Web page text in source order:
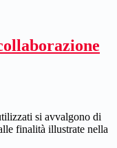
si avvalgono di
finalità illustrate nella